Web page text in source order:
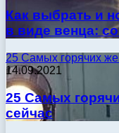
Как выбрать и
в виде венца:
25 Самых горячих
14.09.2021
25 Самых
сейчас